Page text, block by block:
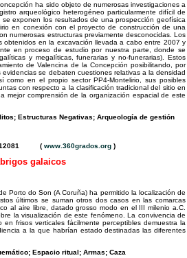
ha sido objeto de numerosas investigaciones a
arqueológico heterogéneo particularmente difícil de
exponen los resultados de una prospección geofísica
en conexión con el proyecto de construcción de una
numerosas estructuras previamente desconocidas. Los
en la excavación llevada a cabo entre 2007 y
en proceso de estudio por nuestra parte, donde se
y megalíticas, funerarias y no-funerarias). Estos
de Valencina de la Concepción posibilitando, por
se debaten cuestiones relativas a la densidad
en el propio sector PP4-Montelirio, sus posibles
con respecto a la clasificación tradicional del sitio en
mejor comprensión de la organización espacial de este
Estructuras Negativas; Arqueología de gestión
( www.360grados.org )
galaicos
Porto do Son (A Coruña) ha permitido la localización de
últimos se suman otros dos casos en las comarcas
al aire libre, datado grosso modo en el III milenio a.C.
la visualización de este fenómeno. La convivencia de
frisos verticales fácilmente perceptibles demuestra la
a la que habrían estado destinadas las diferentes
Espacio ritual; Armas; Caza